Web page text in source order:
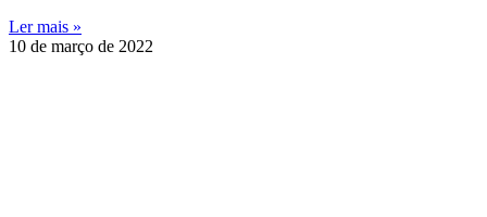
Ler mais »
10 de março de 2022